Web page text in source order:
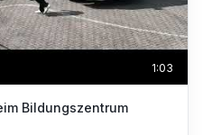
1:03
Bildungszentrum